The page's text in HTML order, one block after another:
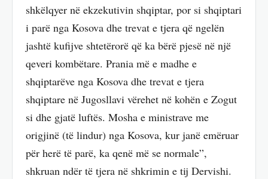
shkëlqyer në ekzekutivin shqiptar, por si shqiptari
i parë nga Kosova dhe trevat e tjera që ngelën
jashtë kufijve shtetërorë që ka bërë pjesë në një
qeveri kombëtare. Prania më e madhe e
shqiptarëve nga Kosova dhe trevat e tjera
shqiptare në Jugosllavi vërehet në kohën e Zogut
si dhe gjatë luftës. Mosha e ministrave me
origjinë (të lindur) nga Kosova, kur janë emëruar
për herë të parë, ka qenë më se normale”,
shkruan ndër të tjera në shkrimin e tij Dervishi.